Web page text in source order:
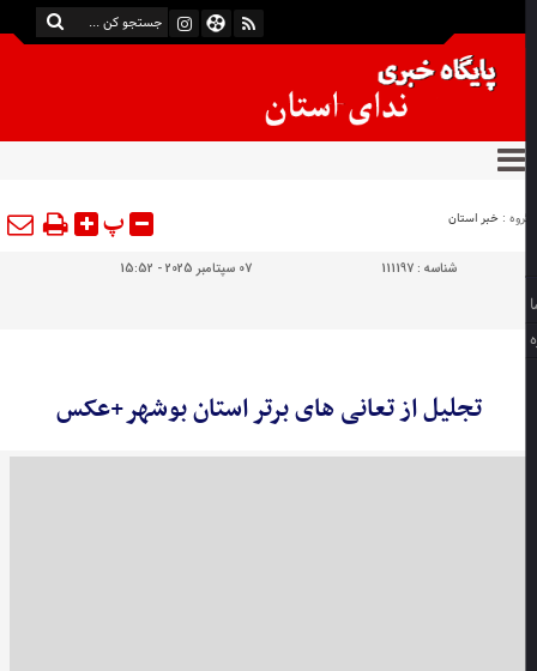
:خبر استان پ
شناسه :111197 07 سپتامبر 2025 - 15:52
تجلیل از تعانی های برتر استان بوشهر+عکس